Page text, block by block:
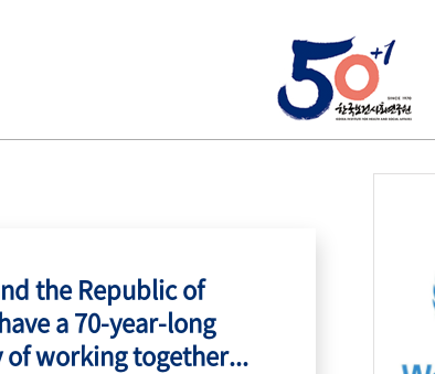
the Republic of
a 70-year-long
of working together...